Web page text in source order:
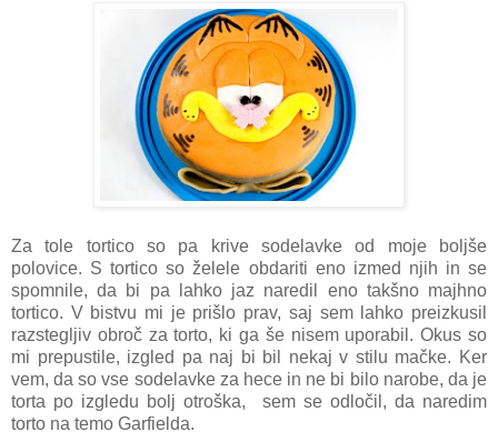
Za tole tortico so pa krive sodelavke od moje boljše
polovice. S tortico so želele obdariti eno izmed njih in se
spomnile, da bi pa lahko jaz naredil eno takšno majhno
tortico. V bistvu mi je prišlo prav, saj sem lahko preizkusil
razstegljiv obroč za torto, ki ga še nisem uporabil. Okus so
mi prepustile, izgled pa naj bi bil nekaj v stilu mačke. Ker
vem, da so vse sodelavke za hece in ne bi bilo narobe, da je
torta po izgledu bolj otroška, sem se odločil, da naredim
torto na temo Garfielda.